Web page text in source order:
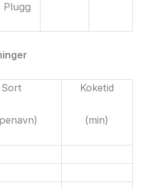
Plugg
Sort Koketid
(min)